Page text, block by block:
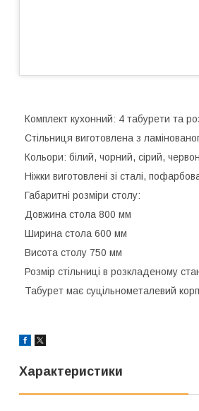
Комплект кухонний: 4 табурети та
Стільниця виготовлена з
Кольори: білий, чорний, сірий,
Ніжки виготовлені зі сталі,
Габаритні розміри столу:
Довжина стола 800 мм
Ширина стола 600 мм
Висота столу 750 мм
Розмір стільниці в розкладеному
Табурет має суцільнометалевий
Характеристики